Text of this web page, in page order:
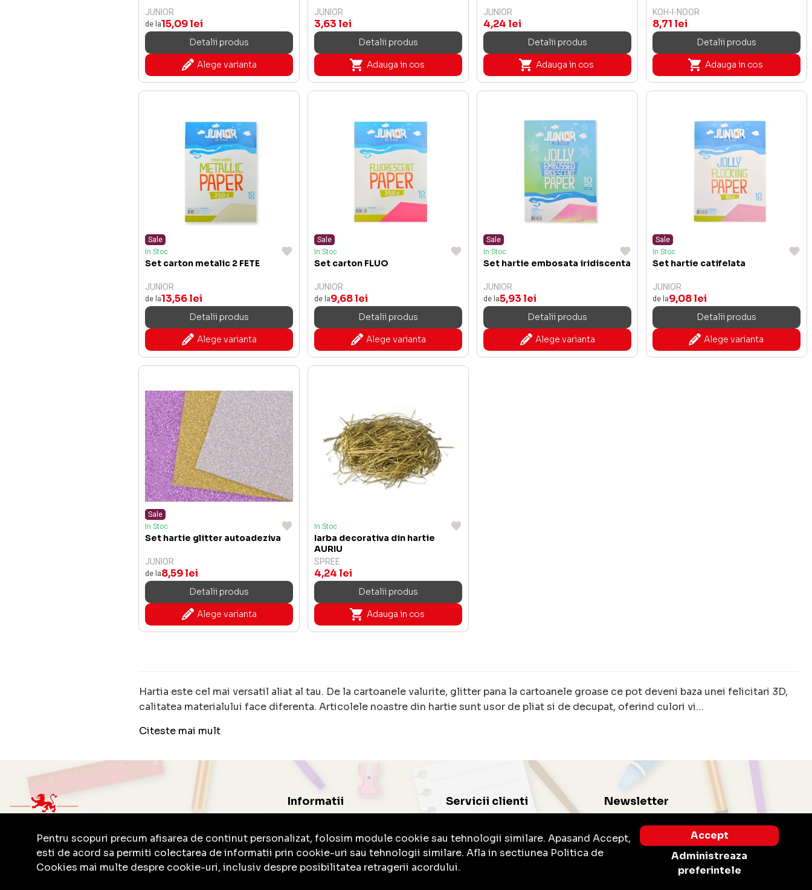
JUNIOR
de la15,09 lei
Detalii produs
Alege varianta
JUNIOR
3,63 lei
Detalii produs
Adauga in cos
JUNIOR
4,24 lei
Detalii produs
Adauga in cos
KOH-I-NOOR
8,71 lei
Detalii produs
Adauga in cos
Sale
In Stoc
Set carton metalic 2 FETE
JUNIOR
de la13,56 lei
Detalii produs
Alege varianta
Sale
In Stoc
Set carton FLUO
JUNIOR
de la9,68 lei
Detalii produs
Alege varianta
Sale
In Stoc
Set hartie embosata iridiscenta
JUNIOR
de la5,93 lei
Detalii produs
Alege varianta
Sale
In Stoc
Set hartie catifelata
JUNIOR
de la9,08 lei
Detalii produs
Alege varianta
Sale
In Stoc
Set hartie glitter autoadeziva
JUNIOR
de la8,59 lei
Detalii produs
Alege varianta
In Stoc
Iarba decorativa din hartie
AURIU
SPREE
4,24 lei
Detalii produs
Adauga in cos
Hartia este cel mai versatil aliat al tau. De la cartoanele valurite, glitter pana la cartoanele groase ce pot deveni baza unei felicitari 3D,
calitatea materialului face diferenta. Articolele noastre din hartie sunt usor de pliat si de decupat, oferind culori vi…
Citeste mai mult
Informatii
Cum cumpar
Termeni si conditii de utilizare
ANPC
Servicii clienti
Contact
Avantaje
Blog
Newsletter
Abonati-va la newsletter-ul nostru pentru a
putea fi la curent cu noutatile si promotiile
Pentru scopuri precum afisarea de continut personalizat, folosim module cookie sau tehnologii similare. Apasand Accept,
esti de acord sa permiti colectarea de informatii prin cookie-uri sau tehnologii similare. Afla in sectiunea Politica de
Cookies mai multe despre cookie-uri, inclusiv despre posibilitatea retragerii acordului.
Accept
Administreaza
preferintele